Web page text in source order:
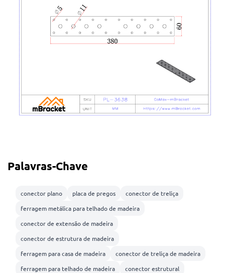
Palavras-Chave
conector plano placa de pregos
conector de treliça
ferragem metálica para telhado de madeira
conector de extensão de madeira
conector de estrutura de madeira
ferragem para casa de madeira
conector de treliça de madeira
ferragem para telhado de madeira
conector estrutural